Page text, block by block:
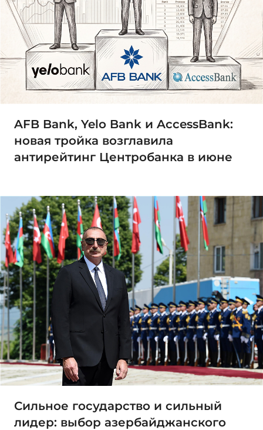
AFB Bank, Yelo Bank и AccessBank:
новая тройка возглавила
антирейтинг Центробанка в июне
Сильное государство и сильный
лидер: выбор азербайджанского